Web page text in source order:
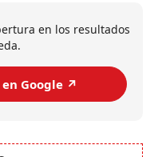
en los resultados
Google ↗️